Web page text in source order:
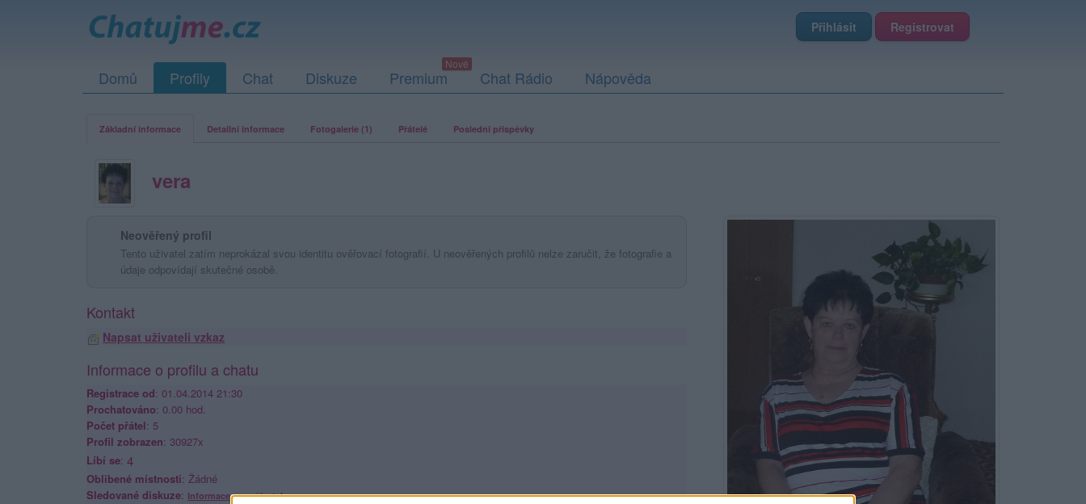
Přihlásit Registrovat
Domů Profily Chat Diskuze Premium Chat Rádio Nápověda
Základní informace Detailní informace Fotogalerie (1) Přátelé Poslední příspěvky
vera
Neověřený profil
Tento uživatel zatím neprokázal svou identitu ověřovací fotografií. U neověřených profilů nelze zaručit, že fotografie a
údaje odpovídají skutečné osobě.
Kontakt
Napsat uživateli vzkaz
Informace o profilu a chatu
Registrace od: 01.04.2014 21:30
Prochatováno: 0.00 hod.
Počet přátel: 5
Profil zobrazen: 30927x
Líbí se: 4
Oblibené místnosti: Žádné
Sledované diskuze: Informace pro uživatele